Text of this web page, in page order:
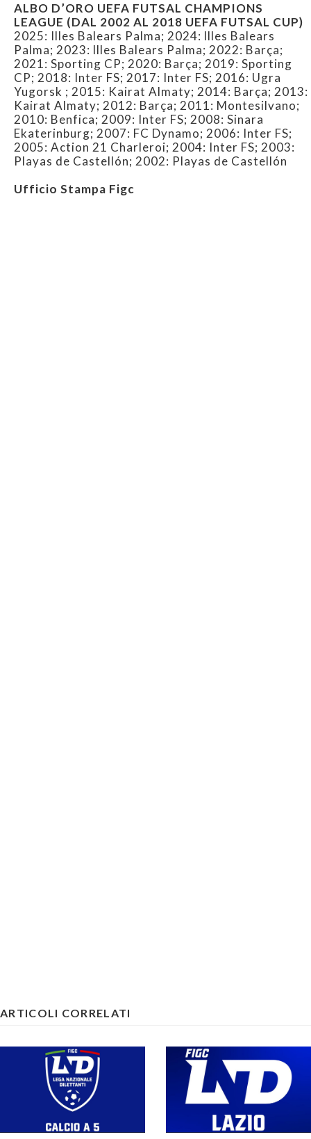
ALBO D’ORO UEFA FUTSAL CHAMPIONS
LEAGUE (DAL 2002 AL 2018 UEFA FUTSAL CUP)
2025: Illes Balears Palma; 2024: llles Balears
Palma; 2023: llles Balears Palma; 2022: Barça;
2021: Sporting CP; 2020: Barça; 2019: Sporting
CP; 2018: Inter FS; 2017: Inter FS; 2016: Ugra
Yugorsk ; 2015: Kairat Almaty; 2014: Barça; 2013:
Kairat Almaty; 2012: Barça; 2011: Montesilvano;
2010: Benfica; 2009: Inter FS; 2008: Sinara
Ekaterinburg; 2007: FC Dynamo; 2006: Inter FS;
2005: Action 21 Charleroi; 2004: Inter FS; 2003:
Playas de Castellón; 2002: Playas de Castellón
Ufficio Stampa Figc
ARTICOLI CORRELATI